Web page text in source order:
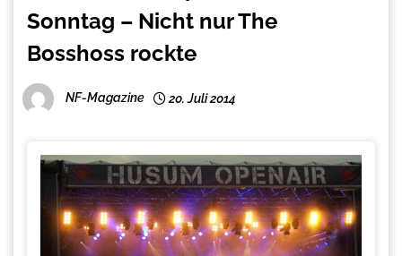
Sonntag – Nicht nur The
Bosshoss rockte
NF-Magazine 20. Juli 2014